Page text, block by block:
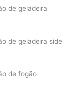
de geladeira
de geladeira side
de fogão